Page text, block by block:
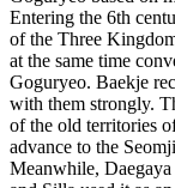
Entering the 6th
of the Three
at the same time
Goguryeo. Baekje
with them strongly.
of the old territories
advance to the
Meanwhile, Daegaya